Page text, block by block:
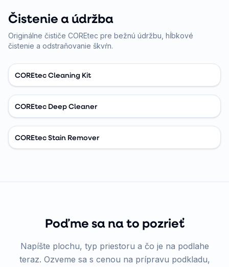
Čistenie a údržba
Originálne čističe COREtec pre bežnú údržbu, hĺbkové
čistenie a odstraňovanie škvŕn.
COREtec Cleaning Kit
COREtec Deep Cleaner
COREtec Stain Remover
Poďme sa na to pozrieť
Napíšte plochu, typ priestoru a čo je na podlahe
teraz. Ozveme sa s cenou na prípravu podkladu,